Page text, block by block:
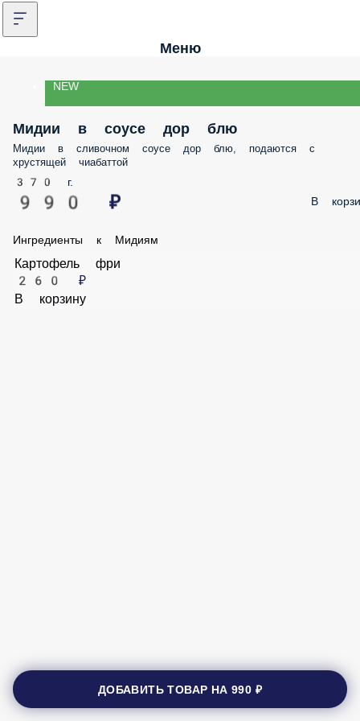
Меню
NEW
Мидии в соусе дор блю
Мидии в сливочном соусе дор блю, подаются с
хрустящей чиабаттой
370 г.
990 ₽ В
Ингредиенты к Мидиям
Картофель фри
260 ₽
В корзину
ДОБАВИТЬ ТОВАР НА990 ₽